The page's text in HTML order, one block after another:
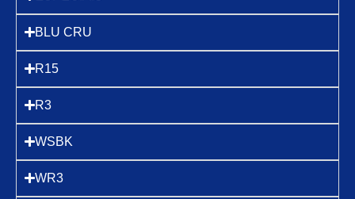
BLU CRU
R15
R3
WSBK
WR3